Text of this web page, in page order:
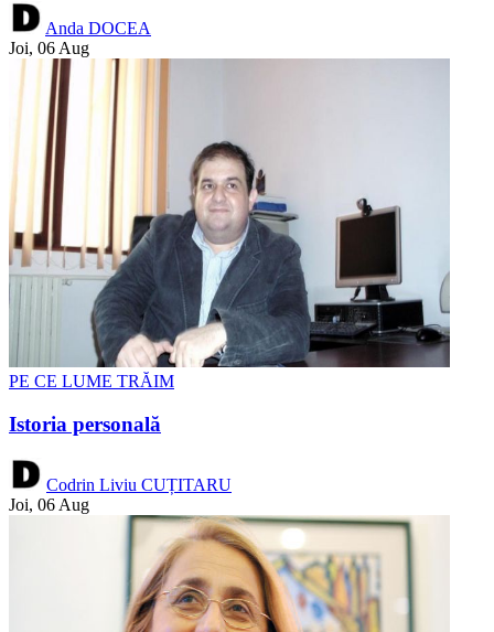
Anda DOCEA
Joi, 06 Aug
PE CE LUME TRĂIM
Istoria personală
Codrin Liviu CUȚITARU
Joi, 06 Aug